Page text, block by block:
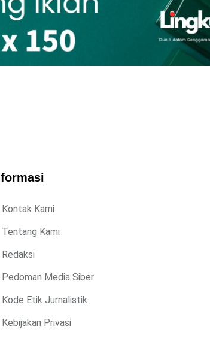
Kontak Kami
Tentang Kami
Redaksi
Pedoman Media Siber
Kode Etik Jurnalistik
Kebijakan Privasi